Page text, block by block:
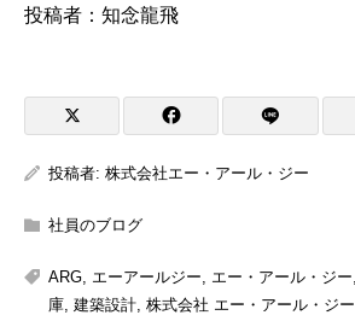
投稿者：知念龍飛
投稿者: 株式会社エー・アール・ジー
社員のブログ
ARG エーアールジー エー・アール・ジー
庫 建築設計 株式会社 エー・アール・ジー